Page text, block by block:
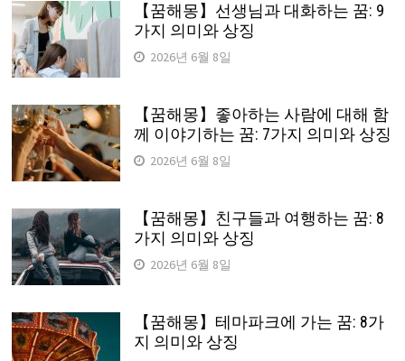
【꿈해몽】선생님과 대화하는 꿈: 9
가지 의미와 상징
2026년 6월 8일
【꿈해몽】좋아하는 사람에 대해 함
께 이야기하는 꿈: 7가지 의미와 상징
2026년 6월 8일
【꿈해몽】친구들과 여행하는 꿈: 8
가지 의미와 상징
2026년 6월 8일
【꿈해몽】테마파크에 가는 꿈: 8가
지 의미와 상징